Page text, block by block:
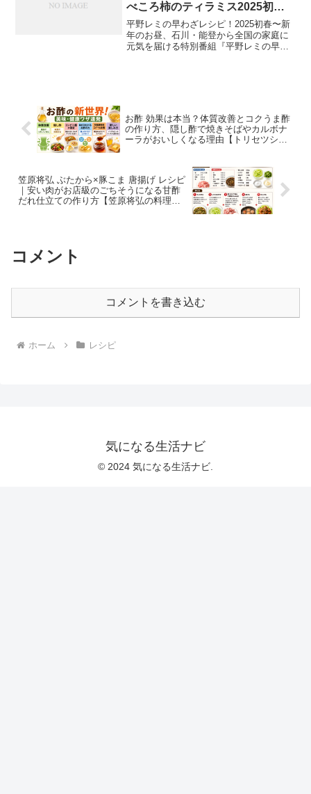
べころ柿のティラミス2025初
春〜能登の食材
平野レミの早わざレシピ！2025初春〜新
年のお昼、石川・能登から全国の家庭に
元気を届ける特別番組『平野レミの早わ
お酢 効果は本当？体質改善とコクうま酢
の作り方、隠し酢で焼きそばやカルボナ
ーラがおいしくなる理由【トリセツショ
笠原将弘 ぶたから×豚こま 唐揚げ レシピ
｜安い肉がお店級のごちそうになる甘酢
だれ仕立ての作り方【笠原将弘の料理の
コメント
コメントを書き込む
ホーム レシピ
気になる生活ナビ
© 2024 気になる生活ナビ.